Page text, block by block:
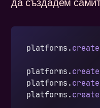
да създадем
platforms. create
platforms. create
platforms. create
platforms. create